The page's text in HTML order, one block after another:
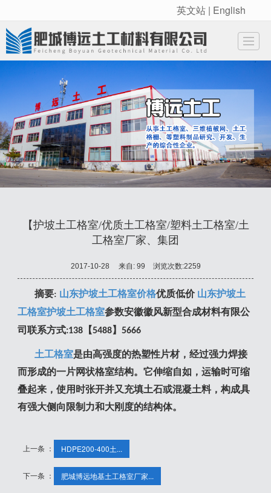
很遗憾，因您的浏览器版本过低导致无法获得最佳浏览体验，推荐下载安装谷歌浏览器！
英文站 | English
网站首页 新闻动态
【护坡土工格室/优质土工格室/塑料土工格室/土
工格室厂家、集团
2017-10-28 来自: 99 浏览次数:2259
摘要: 山东护坡土工格室价格优质低价 山东护坡土
工格室护坡土工格室参数安徽徽风新型合成材料有限公
司联系方式:138 【5488】5666
土工格室是由高强度的热塑性片材，经过强力焊接
而形成的一片网状格室结构。它伸缩自如，运输时可缩
叠起来，使用时张开并又充填土石或混凝土料，构成具
有强大侧向限制力和大刚度的结构体。
上一条 ： HDPE200-400土...
下一条 ： 肥城博远地基土工格室厂家...